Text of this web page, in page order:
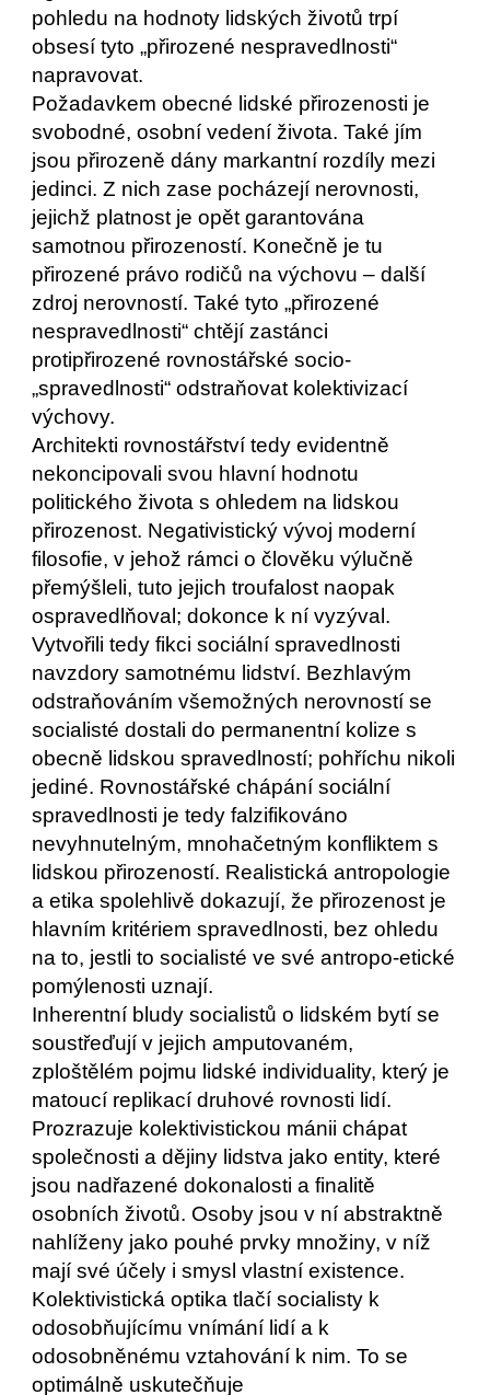
pohledu na hodnoty lidských životů trpí
obsesí tyto „přirozené nespravedlnosti“
napravovat.
Požadavkem obecné lidské přirozenosti je
svobodné, osobní vedení života. Také jím
jsou přirozeně dány markantní rozdíly mezi
jedinci. Z nich zase pocházejí nerovnosti,
jejichž platnost je opět garantována
samotnou přirozeností. Konečně je tu
přirozené právo rodičů na výchovu – další
zdroj nerovností. Také tyto „přirozené
nespravedlnosti“ chtějí zastánci
protipřirozené rovnostářské socio-
„spravedlnosti“ odstraňovat kolektivizací
výchovy.
Architekti rovnostářství tedy evidentně
nekoncipovali svou hlavní hodnotu
politického života s ohledem na lidskou
přirozenost. Negativistický vývoj moderní
filosofie, v jehož rámci o člověku výlučně
přemýšleli, tuto jejich troufalost naopak
ospravedlňoval; dokonce k ní vyzýval.
Vytvořili tedy fikci sociální spravedlnosti
navzdory samotnému lidství. Bezhlavým
odstraňováním všemožných nerovností se
socialisté dostali do permanentní kolize s
obecně lidskou spravedlností; pohříchu nikoli
jediné. Rovnostářské chápání sociální
spravedlnosti je tedy falzifikováno
nevyhnutelným, mnohačetným konfliktem s
lidskou přirozeností. Realistická antropologie
a etika spolehlivě dokazují, že přirozenost je
hlavním kritériem spravedlnosti, bez ohledu
na to, jestli to socialisté ve své antropo-etické
pomýlenosti uznají.
Inherentní bludy socialistů o lidském bytí se
soustřeďují v jejich amputovaném,
zploštělém pojmu lidské individuality, který je
matoucí replikací druhové rovnosti lidí.
Prozrazuje kolektivistickou mánii chápat
společnosti a dějiny lidstva jako entity, které
jsou nadřazené dokonalosti a finalitě
osobních životů. Osoby jsou v ní abstraktně
nahlíženy jako pouhé prvky množiny, v níž
mají své účely i smysl vlastní existence.
Kolektivistická optika tlačí socialisty k
odosobňujícímu vnímání lidí a k
odosobněnému vztahování k nim. To se
optimálně uskutečňuje